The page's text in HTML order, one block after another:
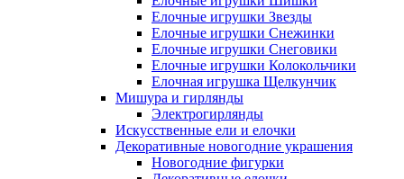
Елочные игрушки Звезды
Елочные игрушки Снежинки
Елочные игрушки Снеговики
Елочные игрушки Колокольчики
Елочная игрушка Щелкунчик
Мишура и гирлянды
Электрогирлянды
Искусственные ели и елочки
Декоративные новогодние украшения
Новогодние фигурки